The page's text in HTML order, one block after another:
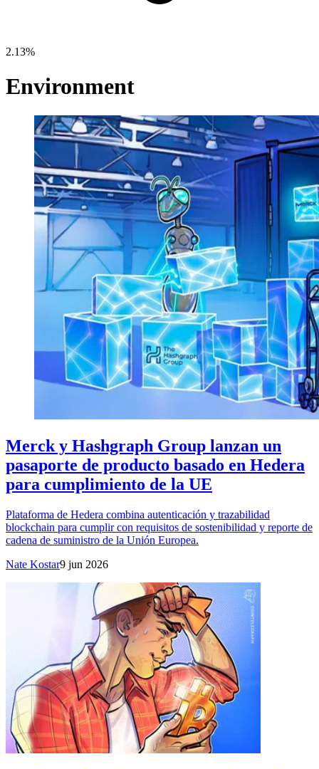
2.13%
Environment
Merck y Hashgraph Group lanzan un
pasaporte de producto basado en Hedera
para cumplimiento de la UE
Plataforma de Hedera combina autenticación y trazabilidad
blockchain para cumplir con requisitos de sostenibilidad y reporte de
cadena de suministro de la Unión Europea.
Nate Kostar9 jun 2026